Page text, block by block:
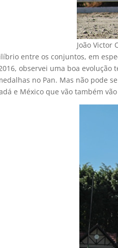
João Victor
entre os conjuntos, em
observei uma boa evolução
no Pan. Mas não pode
e México que vão também